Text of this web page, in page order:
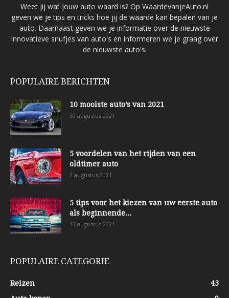
Weet jij wat jouw auto waard is? Op WaardevanjeAuto.nl
geven we je tips en tricks hoe jij de waarde kan bepalen van je
auto. Daarnaast geven we je informatie over de nieuwste
innovatieve snufjes van auto's en informeren we je graag over
de nieuwste auto's.
POPULAIRE BERICHTEN
10 mooiste auto’s van 2021
30 augustus 2021
5 voordelen van het rijden van een
oldtimer auto
2 augustus 2021
5 tips voor het kiezen van uw eerste auto
als beginnende...
13 augustus 2021
POPULAIRE CATEGORIE
Reizen
43